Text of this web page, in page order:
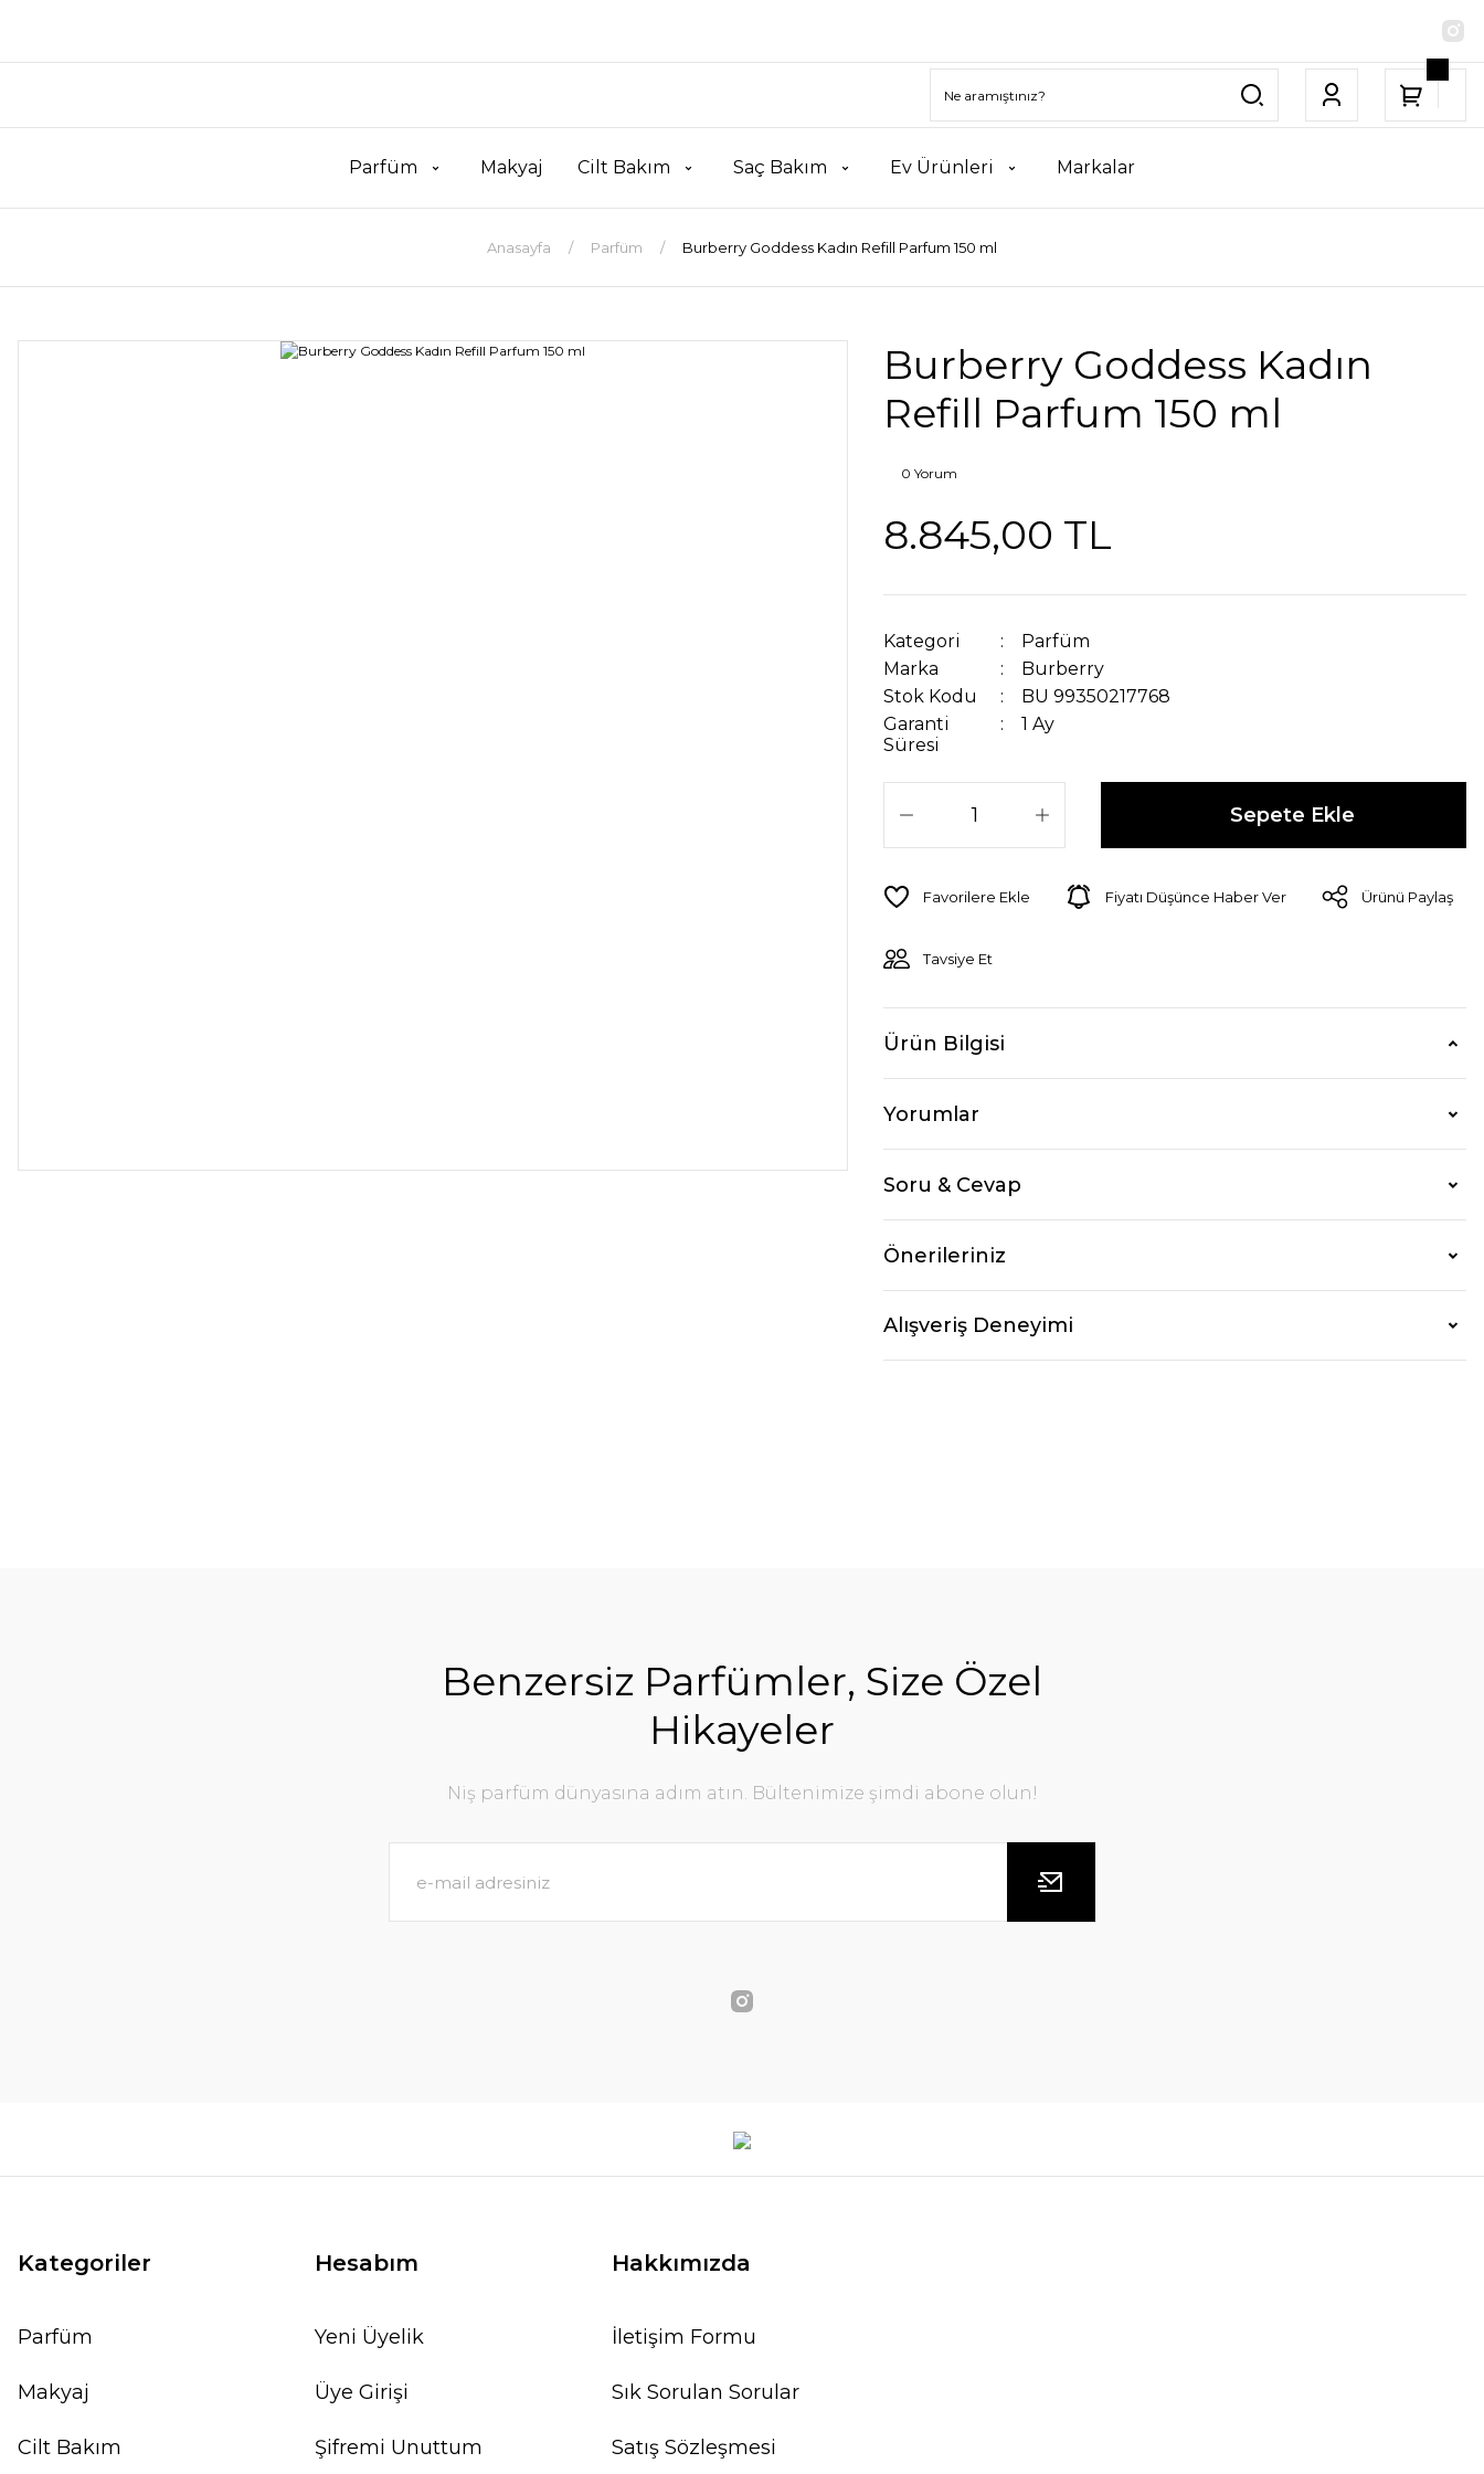
Parfüm Makyaj Cilt Bakım Saç Bakım Ev Ürünleri Markalar
Anasayfa Parfüm Burberry Goddess Kadın Refill Parfum 150 ml
Burberry Goddess Kadın
Refill Parfum 150 ml
0 Yorum
8.845,00 TL
Kategori
Parfüm
Marka
Burberry
Stok Kodu
BU 99350217768
Garanti
Süresi
1 Ay
Sepete Ekle
Fiyatı Düşünce Haber Ver Ürünü Paylaş
Tavsiye Et
Ürün Bilgisi
Yorumlar
Soru & Cevap
Önerileriniz
Alışveriş Deneyimi
Benzersiz Parfümler, Size Özel
Hikayeler
Niş parfüm dünyasına adım atın. Bültenimize şimdi abone olun!
Kategoriler
Parfüm
Makyaj
Cilt Bakım
Hesabım
Yeni Üyelik
Üye Girişi
Şifremi Unuttum
Hakkımızda
İletişim Formu
Sık Sorulan Sorular
Satış Sözleşmesi